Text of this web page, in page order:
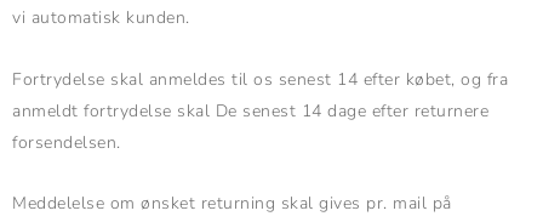
vi automatisk kunden.
Fortrydelse skal anmeldes til os senest 14 efter købet, og fra
anmeldt fortrydelse skal De senest 14 dage efter returnere
forsendelsen.
Meddelelse om ønsket returning skal gives pr. mail på